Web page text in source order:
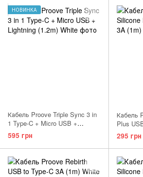
НОВИНКА
Кабель Proove Triple Sync 3 in
1 Type-C + Micro USB +
Lightning (1.2m) White
595 грн
Кабель
Plus
Black
295 грн